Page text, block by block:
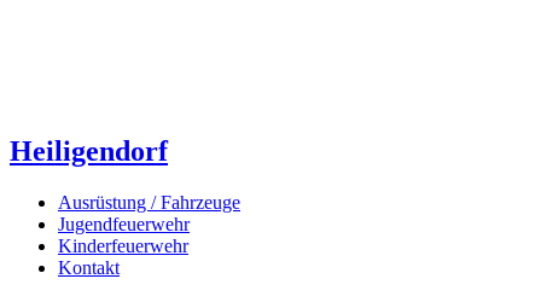
Heiligendorf
Ausrüstung / Fahrzeuge
Jugendfeuerwehr
Kinderfeuerwehr
Kontakt